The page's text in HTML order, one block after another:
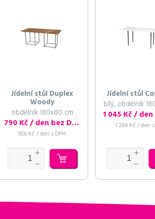
Jídelní stůl Duplex
Woody
obdélník 180x80 cm
790 Kč / den bez DPH
956 Kč / den s DPH
Jídelní stůl
bílý, obdélník
1 264 Kč / den